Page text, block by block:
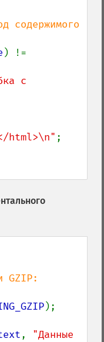
содержимого
с
html>\n" ;
, "Данные